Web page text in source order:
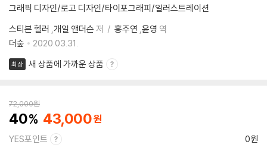
그래픽 디자인/로고 디자인/타이포그래피/일러스트레이션
스티븐 헬러 ,개일 앤더슨 저 홍주연 ,윤영 역
더숲
2020.03.31.
최상 새 상품에 가까운 상품
72,000원
40 43,000
YES포인트 0원